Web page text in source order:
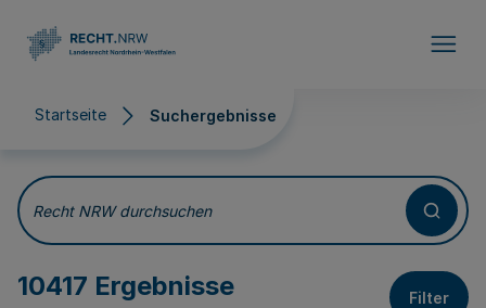
Startseite Suchergebnisse
Suchergebnisse
Recht NRW durchsuchen
10417 Ergebnisse Filter